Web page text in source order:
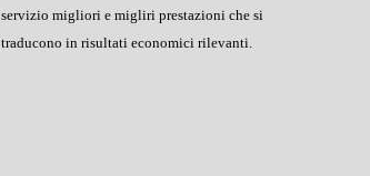
servizio migliori e migliri prestazioni che si
traducono in risultati economici rilevanti.